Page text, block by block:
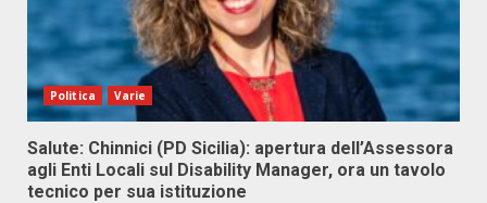
Politica Varie
Salute: Chinnici (PD Sicilia): apertura dell’Assessora
agli Enti Locali sul Disability Manager, ora un tavolo
tecnico per sua istituzione